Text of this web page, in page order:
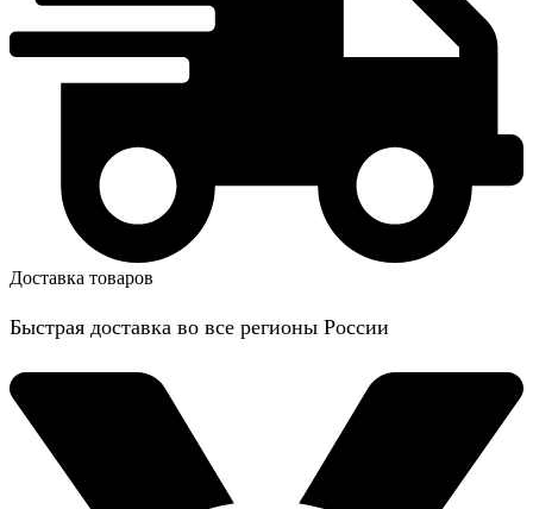
Доставка товаров
Быстрая доставка во все регионы России